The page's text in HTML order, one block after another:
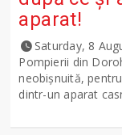
aparat!
Saturday, 8
Pompierii din
neobișnuită,
dintr-un aparat